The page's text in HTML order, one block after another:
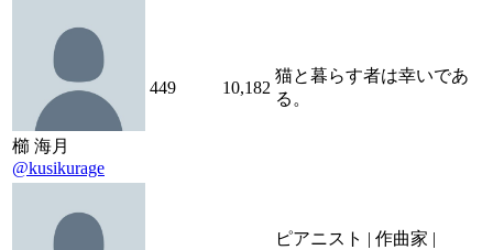
櫛 海月
@kusikurage
449 10,182
猫と暮らす者は幸いであ
る。
ピアニスト | 作曲家 |